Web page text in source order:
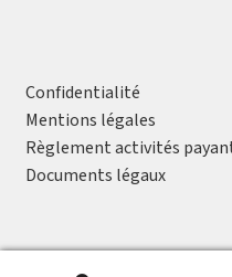
Confidentialité
Mentions légales
Règlement activités
Documents légaux